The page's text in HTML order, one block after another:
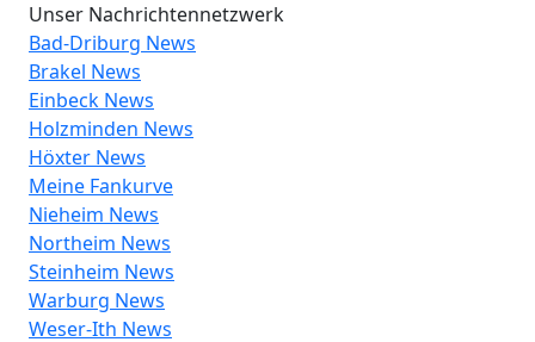
Unser Nachrichtennetzwerk
Bad-Driburg News
Brakel News
Einbeck News
Holzminden News
Höxter News
Meine Fankurve
Nieheim News
Northeim News
Steinheim News
Warburg News
Weser-Ith News